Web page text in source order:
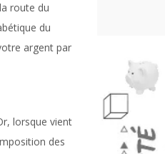
route du
du
argent par
lorsque vient
des